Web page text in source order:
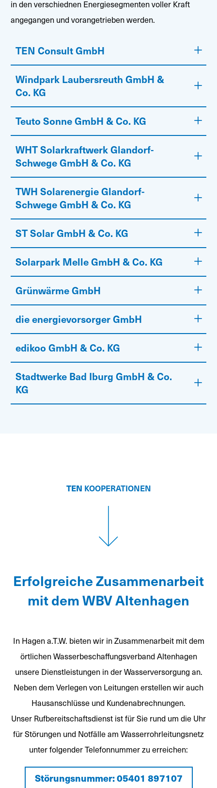
in den verschiednen Energiesegmenten voller Kraft
angegangen und vorangetrieben werden.
TEN Consult GmbH
Windpark Laubersreuth GmbH &
Co. KG
Teuto Sonne GmbH & Co. KG
WHT Solarkraftwerk Glandorf-
Schwege GmbH & Co. KG
TWH Solarenergie Glandorf-
Schwege GmbH & Co. KG
ST Solar GmbH & Co. KG
Solarpark Melle GmbH & Co. KG
Grünwärme GmbH
die energievorsorger GmbH
edikoo GmbH & Co. KG
Stadtwerke Bad Iburg GmbH & Co.
KG
TEN KOOPERATIONEN
Erfolgreiche Zusammenarbeit
mit dem WBV Altenhagen
In Hagen a.T.W. bieten wir in Zusammenarbeit mit dem
örtlichen Wasserbeschaffungsverband Altenhagen
unsere Dienstleistungen in der Wasserversorgung an.
Neben dem Verlegen von Leitungen erstellen wir auch
Hausanschlüsse und Kundenabrechnungen.
Unser Rufbereitschaftsdienst ist für Sie rund um die Uhr
für Störungen und Notfälle am Wasserrohrleitungsnetz
unter folgender Telefonnummer zu erreichen:
Störungsnummer: 05401 897107